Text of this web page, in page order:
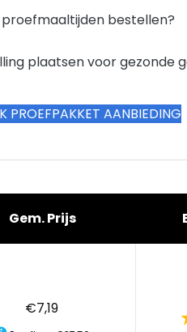
proefmaaltijden bestellen?
plaatsen voor gezonde
PROEFPAKKET AANBIEDING
Gem. Prijs
€7,19